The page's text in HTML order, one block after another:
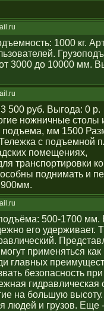
1000 кг.
3000 до 10000 мм.
500 руб. Выгода: 0 р.
ножничные столы
подъема, мм 1500
с подъемной
помещениях,
транспортировки
поднимать и
900мм.
500-1700
его удерживает.
применяться
главных
безопасность
гидравлическая
на большую
людей и грузов. Еще